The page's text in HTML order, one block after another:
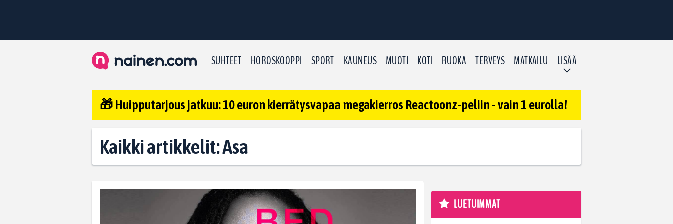
SUHTEET HOROSKOOPPI SPORT KAUNEUS MUOTI KOTI RUOKA TERVEYS MATKAILU LISÄÄ
🎁 Huipputarjous jatkuu: 10 euron kierrätysvapaa megakierros Reactoonz-peliin - vain 1 eurolla!
Kaikki artikkelit: Asa
LUETUIMMAT